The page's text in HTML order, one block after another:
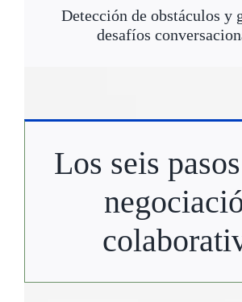
Detección de obstáculos y
desafíos
Los seis